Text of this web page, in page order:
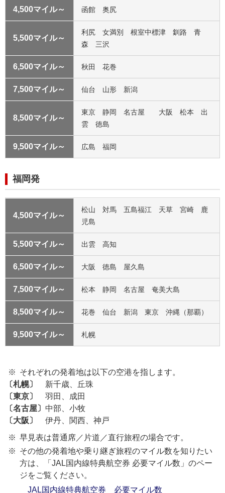
4,500マイル～ 函館 奥尻
5,500マイル～
利尻 女満別 根室中標津 釧路 青
森 三沢
6,500マイル～ 秋田 花巻
7,500マイル～ 仙台 山形 新潟
8,500マイル～
東京 静岡 名古屋 大阪 松本 出
雲 徳島
9,500マイル～ 広島 福岡
福岡発
4,500マイル～
松山 対馬 五島福江 天草 宮崎 鹿
児島
5,500マイル～ 出雲 高知
6,500マイル～ 大阪 徳島 屋久島
7,500マイル～ 松本 静岡 名古屋 奄美大島
8,500マイル～ 花巻 仙台 新潟 東京 沖縄（那覇）
9,500マイル～ 札幌
それぞれの発着地は以下の空港を指します。
〔札幌〕
新千歳、丘珠
〔東京〕
羽田、成田
〔名古屋〕 中部、小牧
〔大阪〕
伊丹、関西、神戸
早見表は普通席／片道／直行旅程の場合です。
その他の発着地や乗り継ぎ旅程のマイル数を知りたい
方は、「JAL国内線特典航空券 必要マイル数」のペー
ジをご覧ください。
JAL国内線特典航空券 必要マイル数